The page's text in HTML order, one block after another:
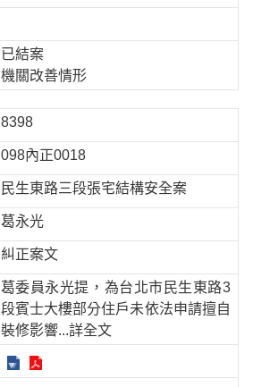
已結案
機關改善情形
8398
098內正0018
民生東路三段張宅結構安全案
葛永光
糾正案文
葛委員永光提，為台北市民生東路3
段賓士大樓部分住戶未依法申請擅自
裝修影響...詳全文